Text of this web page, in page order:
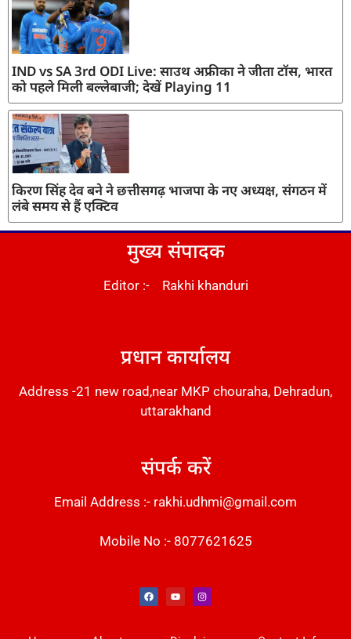
IND vs SA 3rd ODI Live: साउथ अफ्रीका ने जीता टॉस, भारत
को पहले मिली बल्लेबाजी; देखें Playing 11
किरण सिंह देव बने ने छत्तीसगढ़ भाजपा के नए अध्यक्ष, संगठन में
लंबे समय से हैं एक्टिव
मुख्य संपादक
Editor :- Rakhi khanduri
प्रधान कार्यालय
Address -21 new road,near MKP chouraha, Dehradun,
uttarakhand
संपर्क करें
Email Address :- rakhi.udhmi@gmail.com
Mobile No :- 8077621625